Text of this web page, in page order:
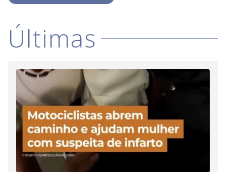
i
d
e
o
Últimas